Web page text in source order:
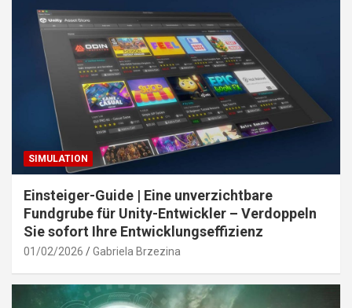
SIMULATION
Einsteiger-Guide | Eine unverzichtbare
Fundgrube für Unity-Entwickler – Verdoppeln
Sie sofort Ihre Entwicklungseffizienz
01/02/2026 Gabriela Brzezina